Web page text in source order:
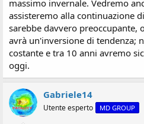
massimo invernale. Vedremo
assisteremo alla continuazione
sarebbe davvero preoccupante,
avrà un'inversione di tendenza;
costante e tra 10 anni avremo
oggi.
Gabriele14
Utente esperto MD GROUP